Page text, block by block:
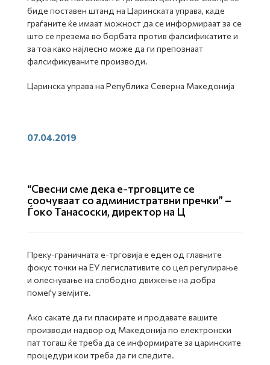
биде поставен штанд на Царинската управа, каде
граѓаните ќе имаат можност да се информираат за се
што се презема во борбата против фалсификатите и
за тоа како најлесно може да ги препознаат
фалсификуваните производи.
Царинска управа на Република Северна Македонија
07.04.2019
“Свесни сме дека е-трговците се
соочуваат со администратвни пречки” –
Ѓоко Танасоски, директор на Ц
Преку-граничната е-трговија е еден од главните
фокус точки на ЕУ легислативите со цел регулирање
и олеснување на слободно движење на добра
помеѓу земјите.
Ако сакате да ги пласирате и продавате вашите
производи надвор од Македонија по електронски
пат тогаш ќе треба да се информирате за царинските
процедури кои треба да ги следите.